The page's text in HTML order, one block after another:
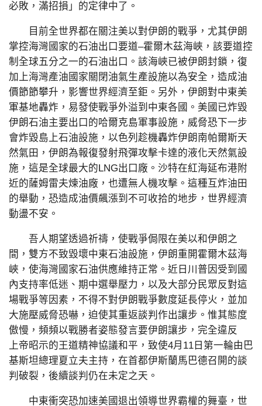
必敗，滿招損」的定律中了。
目前全世界都在關注美以對伊朗的戰爭，尤其伊朗
掌控海灣國家的石油出口要道–霍爾木茲海峽，該要道控
制全球五分之一的石油出口。該海峽已被伊朗封鎖，復
加上海灣產油國家關閉油氣生產設施以為安全，造成油
價節節攀升，影響世界經濟至鉅。另外，伊朗對中東美
軍基地轟炸，易發使戰爭外溢到中東各國。美國已炸毀
伊朗石油主要出口的哈爾克島軍事設施，威脅恐下一步
會炸毀島上石油設施，以色列趁機轟炸伊朗南帕爾斯天
然氣田，伊朗為報復發射飛彈攻擊卡達的液化天然氣設
施，這是全球最大的LNG出口廠。沙特在紅海延布港附
近的薩姆雷夫煉油廠，也遭無人機攻擊。這種互炸油田
的舉動，恐造成油價飆漲到不可收拾的地步，世界經濟
動盪不安。
吾人期望透過祈禱，使戰爭侷限在美以和伊朗之
間，雙方不致毀壞中東石油設施，伊朗重開霍爾木茲海
峽，使海灣國家石油供應維持正常。近日川普因受到國
內支持率低迷、期中選舉壓力，以及大部分民眾反對這
場戰爭等因素，不得不對伊朗戰爭數度延長停火，並加
大施壓威脅恐嚇，迫使其重返談判作出讓步。惟其態度
傲慢，頻頻以戰勝者姿態發言要伊朗讓步，完全違反
上帝昭示的王道精神協議和平，致使4月11日第一輪由巴
基斯坦總理夏立夫主持，在首都伊斯蘭馬巴德召開的談
判破裂，後續談判仍在未定之天。
中東衝突恐加速美國退出領導世界霸權的舞臺，世